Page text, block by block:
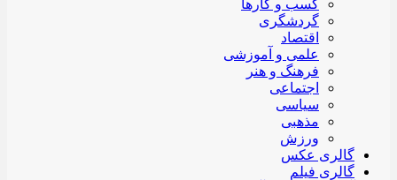
کسب و کارها
گردشگری
اقتصاد
علمی و آموزشی
فرهنگ و هنر
اجتماعی
سیاسی
مذهبی
ورزش
گالری عکس
گالری فیلم